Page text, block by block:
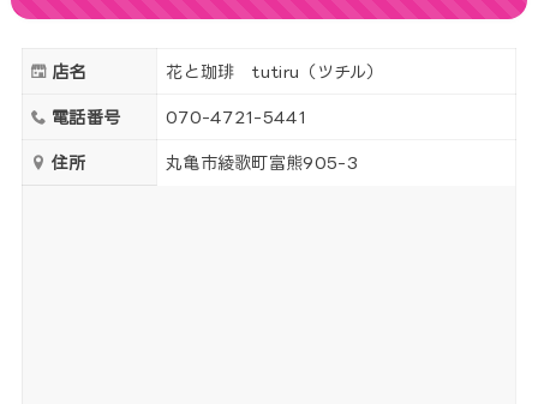
店名 花と珈琲 tutiru（ツチル）
電話番号 070-4721-5441
住所 丸亀市綾歌町富熊905-3